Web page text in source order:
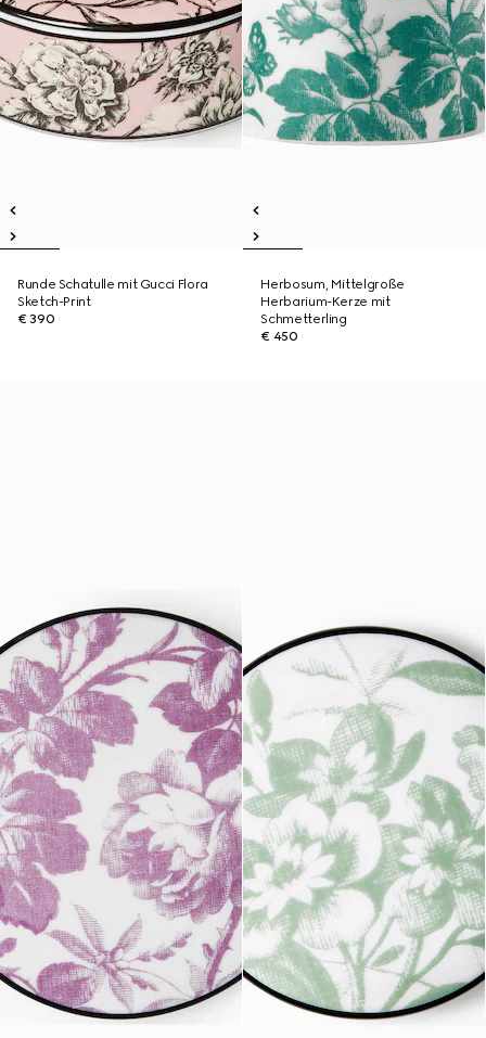
Runde Schatulle mit Gucci Flora
Sketch-Print
€ 390
Herbosum, Mittelgroße
Herbarium-Kerze mit
Schmetterling
€ 450